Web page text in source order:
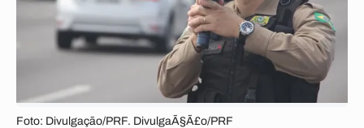
Foto: Divulgação/PRF. DivulgaÃ§Ã£o/PRF